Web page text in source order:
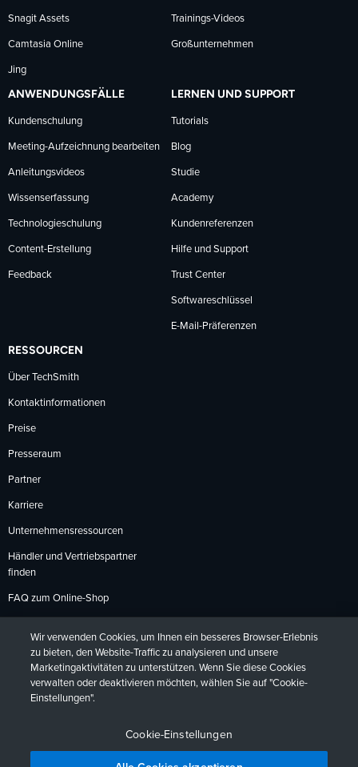
Snagit Assets
Camtasia Online
Jing
Trainings-Videos
Großunternehmen
ANWENDUNGSFÄLLE
Kundenschulung
Meeting-Aufzeichnung bearbeiten
Anleitungsvideos
Wissenserfassung
Technologieschulung
Content-Erstellung
Feedback
LERNEN UND SUPPORT
Tutorials
Blog
Studie
Academy
Kundenreferenzen
Hilfe und Support
Trust Center
Softwareschlüssel
E-Mail-Präferenzen
RESSOURCEN
Über TechSmith
Kontaktinformationen
Preise
Presseraum
Partner
Karriere
Unternehmensressourcen
Händler und Vertriebspartner
finden
FAQ zum Online-Shop
Rückgabebedingungen
DeutschFrançaisEspañol日本語
Wir verwenden Cookies, um Ihnen ein besseres Browser-Erlebnis
zu bieten, den Website-Traffic zu analysieren und unsere
Marketingaktivitäten zu unterstützen. Wenn Sie diese Cookies
verwalten oder deaktivieren möchten, wählen Sie auf "Cookie-
Einstellungen".
Cookie-Einstellungen